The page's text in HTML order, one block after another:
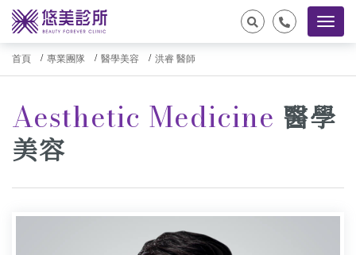
首頁 專業團隊 醫學美容 洪睿 醫師
Aesthetic Medicine 醫學
美容